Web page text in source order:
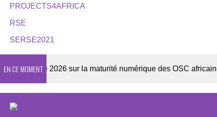
PROJECTS4AFRICA
RSE
SERSE2021
EN CE MOMENT
Enquête 2026 sur la maturité numérique des OSC africaines